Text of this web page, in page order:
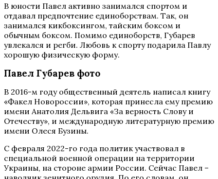
В юности Павел активно занимался спортом и
отдавал предпочтение единоборствам. Так, он
занимался кикбоксингом, тайским боксом и
обычным боксом. Помимо единоборств, Губарев
увлекался и регби. Любовь к спорту подарила Павлу
хорошую физическую форму.
Павел Губарев фото
В 2016-м году общественный деятель написал книгу
«Факел Новороссии», которая принесла ему премию
имени Анатолия Дельвига «За верность Слову и
Отечеству», и международную литературную премию
имени Олеся Бузины.
С февраля 2022-го года политик участвовал в
специальной военной операции на территории
Украины, на стороне армии России. Сейчас Павел –